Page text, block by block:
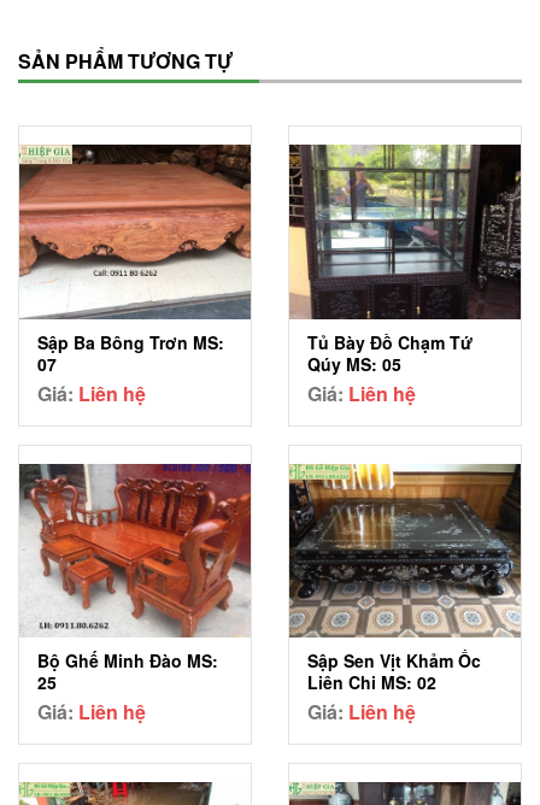
SẢN PHẨM TƯƠNG TỰ
Sập Ba Bông Trơn MS:
07
Giá: Liên hệ
Tủ Bày Đồ Chạm Tứ
Qúy MS: 05
Giá: Liên hệ
Bộ Ghế Minh Đào MS:
25
Giá: Liên hệ
Sập Sen Vịt Khảm Ốc
Liên Chi MS: 02
Giá: Liên hệ